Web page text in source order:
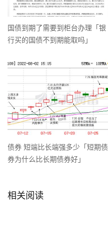
国债到期了需要到柜台办理「银
行买的国债不到期能取吗」
债券 短端比长端强多少「短期债
券为什么比长期债券好」
相关阅读